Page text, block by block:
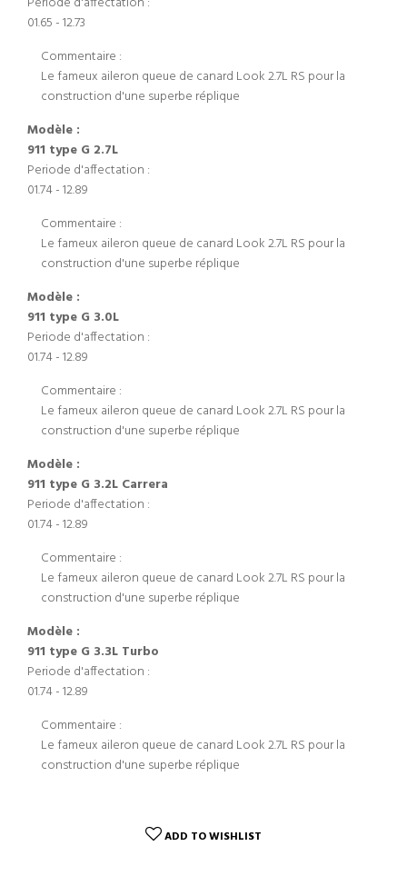
01.65 - 12.73
Commentaire :
Le fameux aileron queue de canard Look 2.7L RS pour la
construction d'une superbe réplique
Modèle :
911 type G 2.7L
Periode d'affectation :
01.74 - 12.89
Commentaire :
Le fameux aileron queue de canard Look 2.7L RS pour la
construction d'une superbe réplique
Modèle :
911 type G 3.0L
Periode d'affectation :
01.74 - 12.89
Commentaire :
Le fameux aileron queue de canard Look 2.7L RS pour la
construction d'une superbe réplique
Modèle :
911 type G 3.2L Carrera
Periode d'affectation :
01.74 - 12.89
Commentaire :
Le fameux aileron queue de canard Look 2.7L RS pour la
construction d'une superbe réplique
Modèle :
911 type G 3.3L Turbo
Periode d'affectation :
01.74 - 12.89
Commentaire :
Le fameux aileron queue de canard Look 2.7L RS pour la
construction d'une superbe réplique
ADD TO WISHLIST